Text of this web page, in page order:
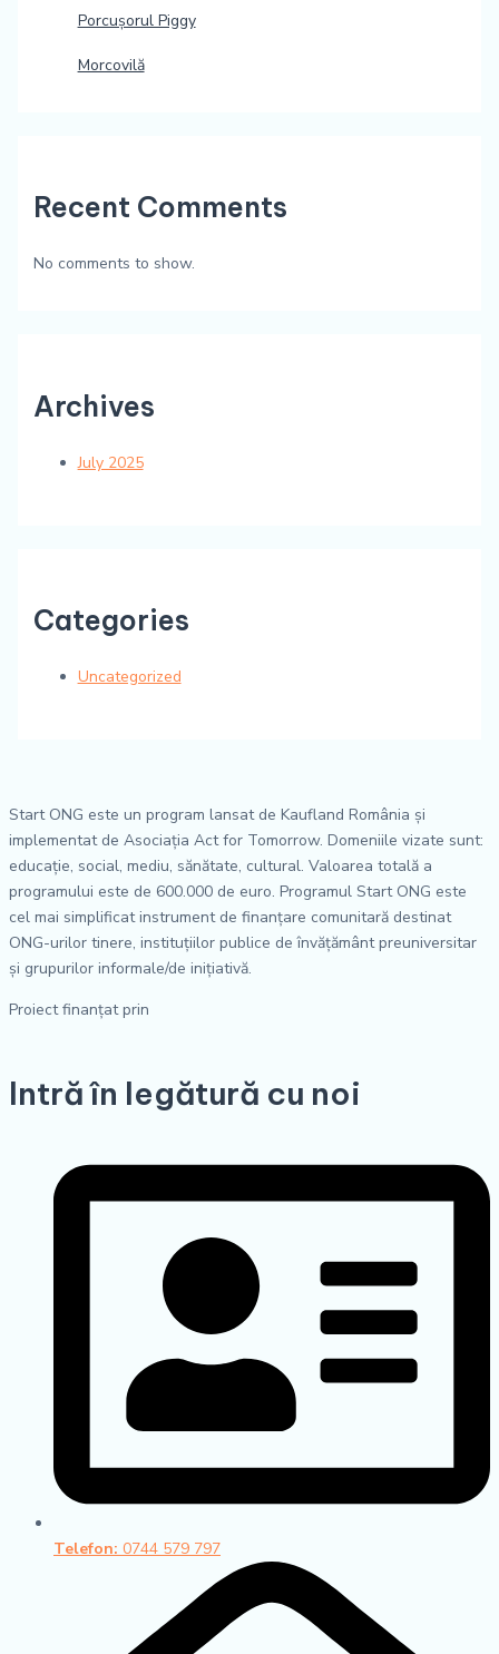
Porcușorul Piggy
Morcovilă
Recent Comments
No comments to show.
Archives
July 2025
Categories
Uncategorized
Start ONG este un program lansat de Kaufland România și
implementat de Asociația Act for Tomorrow. Domeniile vizate sunt:
educație, social, mediu, sănătate, cultural. Valoarea totală a
programului este de 600.000 de euro. Programul Start ONG este
cel mai simplificat instrument de finanțare comunitară destinat
ONG-urilor tinere, instituțiilor publice de învățământ preuniversitar
și grupurilor informale/de inițiativă.
Proiect finanțat prin
Intră în legătură cu noi
Telefon: 0744 579 797